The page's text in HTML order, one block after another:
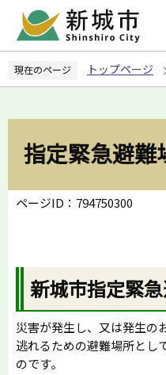
ペ
の
現在のページ トップページ
指定緊急避難
ページID：794750300
新城市指定緊
災害が発生し、又は発生の
逃れるための避難場所とし
のです。